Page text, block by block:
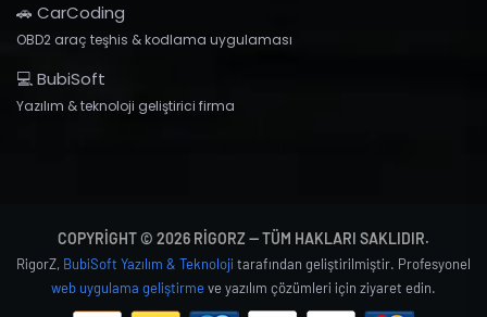
🚗 CarCoding
OBD2 araç teşhis & kodlama uygulaması
💻 BubiSoft
Yazılım & teknoloji geliştirici firma
COPYRIGHT © 2026 RIGORZ — TÜM HAKLARI SAKLIDIR.
RigorZ, BubiSoft Yazılım & Teknoloji tarafından geliştirilmiştir. Profesyonel
web uygulama geliştirmeve yazılım çözümleri için ziyaret edin.